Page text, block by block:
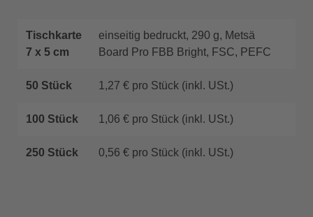
Tischkarte
7 x 5 cm
einseitig bedruckt, 290 g, Metsä
Board Pro FBB Bright, FSC, PEFC
50 Stück 1,27 € pro Stück (inkl. USt.)
100 Stück 1,06 € pro Stück (inkl. USt.)
250 Stück 0,56 € pro Stück (inkl. USt.)